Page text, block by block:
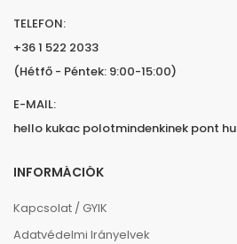
TELEFON:
+36 1 522 2033
(Hétfő - Péntek: 9:00-15:00)
E-MAIL:
hello kukac polotmindenkinek pont hu
INFORMÁCIÓK
Kapcsolat / GYIK
Adatvédelmi Irányelvek